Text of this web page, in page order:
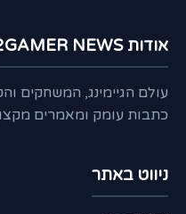
אודות 2GAMER NEWS
עולם הגיימינג, המשחקים
כתבות עומק ומאמרים
ניווט באתר